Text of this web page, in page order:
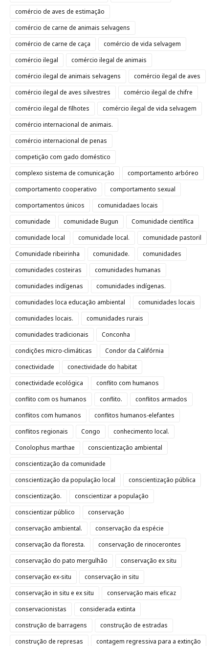
comércio de aves de estimação
comércio de carne de animais selvagens
comércio de carne de caça
comércio de vida selvagem
comércio ilegal
comércio ilegal de animais
comércio ilegal de animais selvagens
comércio ilegal de aves
comércio ilegal de aves silvestres
comércio ilegal de chifre
comércio ilegal de filhotes
comércio ilegal de vida selvagem
comércio internacional de animais.
comércio internacional de penas
competição com gado doméstico
complexo sistema de comunicação
comportamento arbóreo
comportamento cooperativo
comportamento sexual
comportamentos únicos
comunidadaes locais
comunidade
comunidade Bugun
Comunidade científica
comunidade local
comunidade local.
comunidade pastoril
Comunidade ribeirinha
comunidade.
comunidades
comunidades costeiras
comunidades humanas
comunidades indígenas
comunidades indígenas.
comunidades loca educação ambiental
comunidades locais
comunidades locais.
comunidades rurais
comunidades tradicionais
Conconha
condições micro-climáticas
Condor da Califórnia
conectividade
conectividade do habitat
conectividade ecológica
conflito com humanos
conflito com os humanos
conflito.
conflitos armados
conflitos com humanos
conflitos humanos-elefantes
conflitos regionais
Congo
conhecimento local.
Conolophus marthae
conscientização ambiental
conscientização da comunidade
conscientização da população local
conscientização pública
conscientização.
conscientizar a população
conscientizar público
conservação
conservação ambiental.
conservação da espécie
conservação da floresta.
conservação de rinocerontes
conservação do pato mergulhão
conservação ex situ
conservação ex-situ
conservação in situ
conservação in situ e ex situ
conservação mais eficaz
conservacionistas
considerada extinta
construção de barragens
construção de estradas
construção de represas
contagem regressiva para a extinção